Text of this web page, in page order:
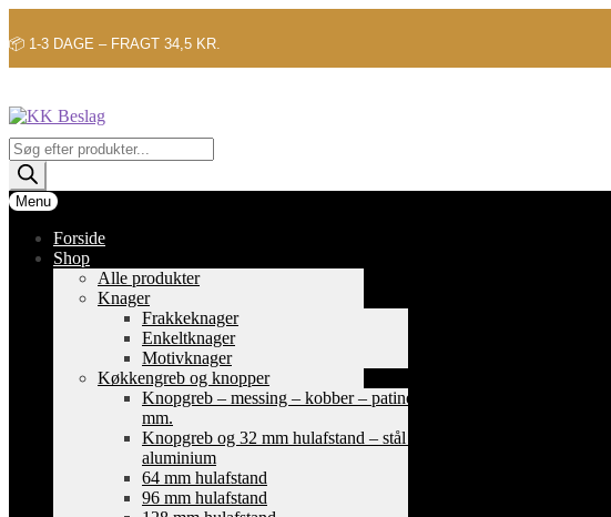
📦 1-3 DAGE – FRAGT 34,5 KR.
Spring
til
navigation
Spring
til
indhold
Products
search
Menu
Forside
Shop
Alle produkter
Knager
Frakkeknager
Enkeltknager
Motivknager
Køkkengreb og knopper
Knopgreb – messing – kobber – patinerede
mm.
Knopgreb og 32 mm hulafstand – stål og
aluminium
64 mm hulafstand
96 mm hulafstand